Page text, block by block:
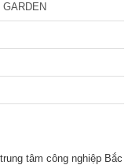
tâm công nghiệp Bắc